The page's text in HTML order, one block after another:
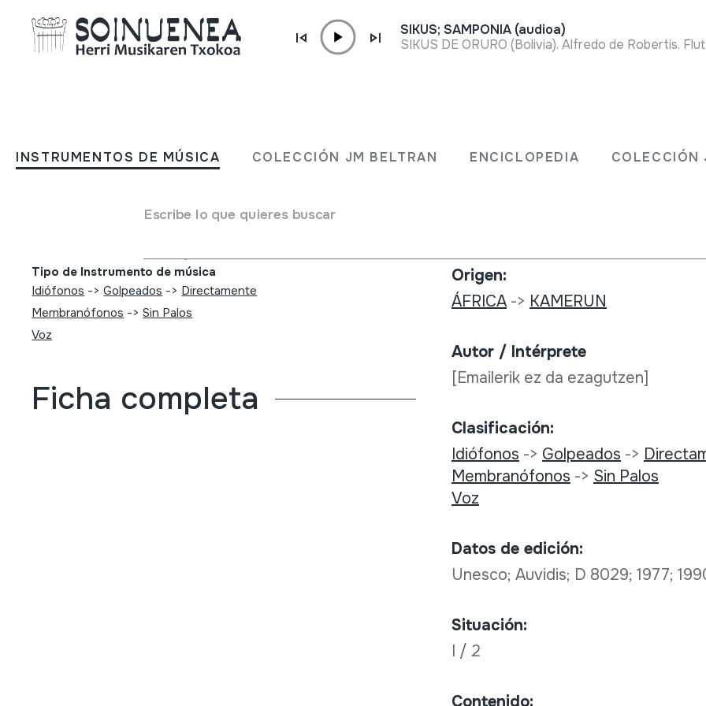
INSTRUMENTOS DE MÚSICA COLECCIÓN JM BELTRAN ENCICLOPEDIA COLECCIÓN
Escribe lo que quieres buscar
SIKUS; SAMPONIA (audioa)
Cameroon Cameroun; Baka
pygmées Baca
Tipo de Instrumento de música
Idiófonos ->Golpeados -> Directamente
Membranófonos ->Sin Palos
Voz
Ficha completa
Fonoteca
Unesco Collection; Musiques et
Origen:
ÁFRICA-> KAMERUN
Autor / Intérprete
[Emailerik ez da ezagutzen]
Clasificación:
Idiófonos -> Golpeados ->
Membranófonos -> Sin Palos
Voz
Datos de edición:
Unesco; Auvidis; D 8029; 1977;
Situación:
I / 2
Contenido: